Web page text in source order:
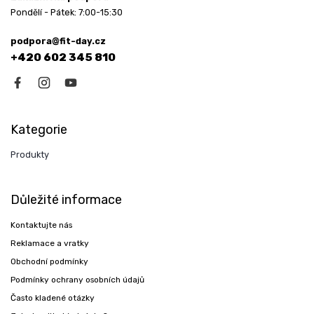
Pondělí - Pátek: 7:00-15:30
podpora@fit-day.cz
+420 602 345 810
Kategorie
Produkty
Důležité informace
Kontaktujte nás
Reklamace a vratky
Obchodní podmínky
Podmínky ochrany osobních údajů
Často kladené otázky